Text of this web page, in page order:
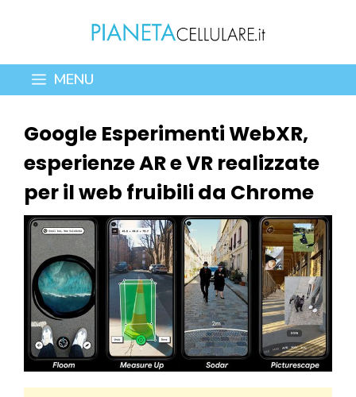
contenuto
MENU
Google Esperimenti WebXR,
esperienze AR e VR realizzate
per il web fruibili da Chrome